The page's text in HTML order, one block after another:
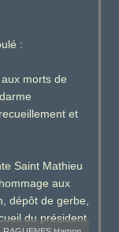
:
morts de
et
Saint Mathieu
aux
dépôt de gerbe,
du président